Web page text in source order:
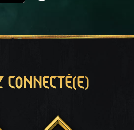
CONNECTÉ(E)